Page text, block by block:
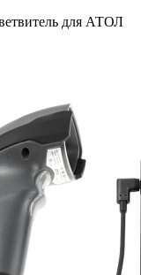
для АТОЛ